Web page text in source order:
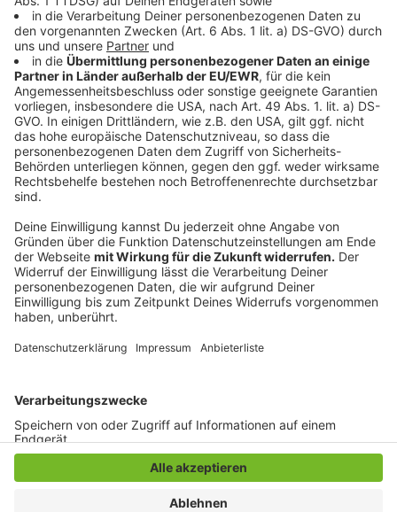
©Copyright Splendid Film GmbH
Was ist eigentlich wichtig im Leben? Beruflicher Erfolg
oder gibt es doch noch mehr?
Anzeige
©Copyright Splendid Film GmbH
Doch wollen sie das wirklich?
Anzeige
Anzeige